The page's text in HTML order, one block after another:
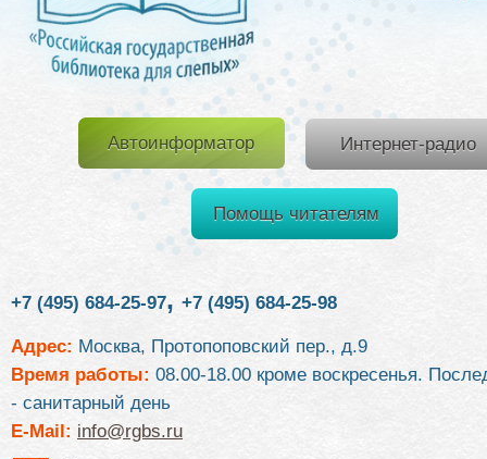
Автоинформатор Интернет-радио
Помощь читателям
+7 (495) 684-25-97, +7 (495) 684-25-98
Адрес: Москва, Протопоповский пер., д.9
Время работы: 08.00-18.00 кроме воскресенья.
- санитарный день
E-Mail: info@rgbs.ru